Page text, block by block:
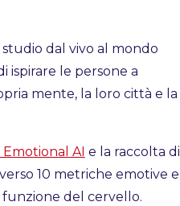
dal vivo al mondo
ispirare le persone a
mente, la loro città e la
AI e la raccolta di
10 metriche emotive e
del cervello.